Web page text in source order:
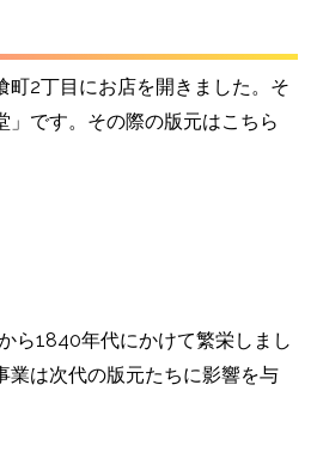
町2丁目にお店を開きました。そ
」です。その際の版元はこちら
ら1840年代にかけて繁栄しまし
業は次代の版元たちに影響を与